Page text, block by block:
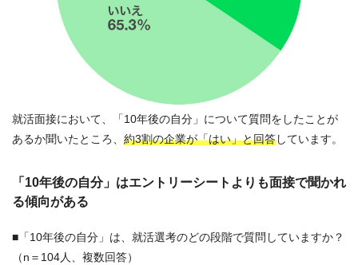
就活面接において、「10年後の自分」について質問をしたことが
あるか聞いたところ、 約3割の企業が「はい」と回答しています。
「10年後の自分」はエントリーシートよりも面接で聞かれ
る傾向がある
■「10年後の自分」は、就活選考のどの段階で質問していますか？
（n＝104人、複数回答）